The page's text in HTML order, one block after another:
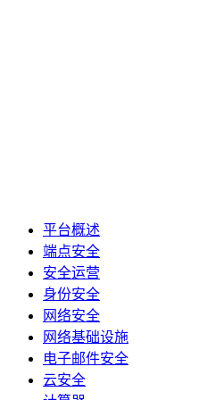
平台概述
端点安全
安全运营
身份安全
网络安全
网络基础设施
电子邮件安全
云安全